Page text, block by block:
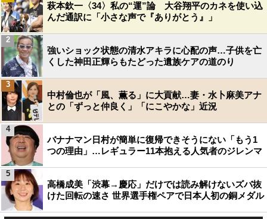
萩本欽一〈34〉私の“運”論 大谷翔平のカネを使い込
んだ通訳に「小さな声で『ありがとう』」
強いショック状態の清水アキラに心配の声…子供を亡
くした神田正輝らもたどった遺族ケアの道のり
2
中村倫也が「風、薫る」に大貢献…妻・水卜麻美アナ
との「ずっと仲良く」「にこやかな」近況
3
バナナマン日村が簡単に復帰できそうにない「もう1
つの理由」…レギュラー11本抱える人気者のジレンマ
4
高橋成美「渋幕→慶応」だけでは読み解けないズバ抜
けた回転の速さ 世界選手権ペアで日本人初の銅メダル
5